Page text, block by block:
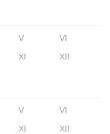
V
VI
XI XII
V
VI
XI XII